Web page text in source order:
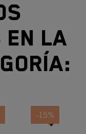
en la
-15%